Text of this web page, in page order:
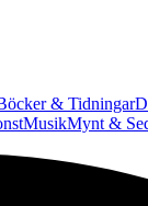
& Tidningar
MusikMynt &